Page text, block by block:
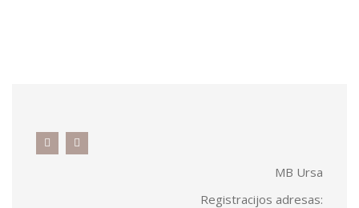
MB Ursa
Registracijos adresas: